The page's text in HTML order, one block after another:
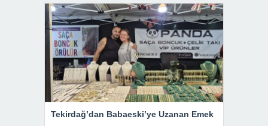
Tekirdağ’dan Babaeski’ye Uzanan Emek